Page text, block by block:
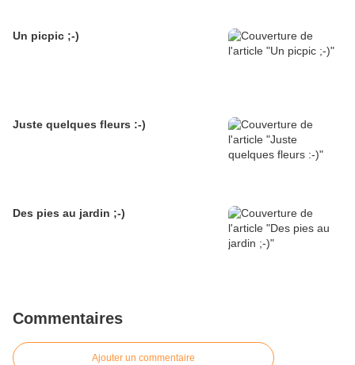
Un picpic ;-)
Juste quelques fleurs :-)
Des pies au jardin ;-)
Commentaires
Ajouter un commentaire